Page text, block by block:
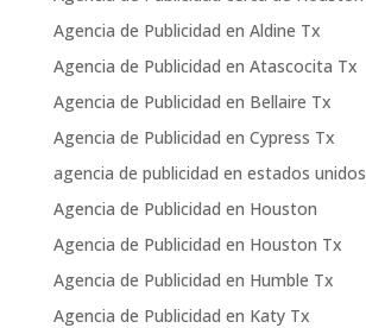
Agencia de Publicidad en Aldine Tx
Agencia de Publicidad en Atascocita Tx
Agencia de Publicidad en Bellaire Tx
Agencia de Publicidad en Cypress Tx
agencia de publicidad en estados unidos
Agencia de Publicidad en Houston
Agencia de Publicidad en Houston Tx
Agencia de Publicidad en Humble Tx
Agencia de Publicidad en Katy Tx